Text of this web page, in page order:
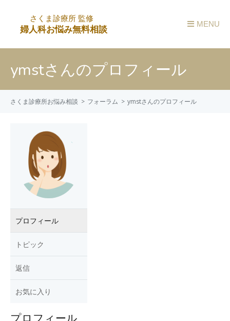
MENU
ymstさんのプロフィール
さくま診療所お悩み相談 フォーラム ymstさんのプロフィール
プロフィール
トピック
返信
お気に入り